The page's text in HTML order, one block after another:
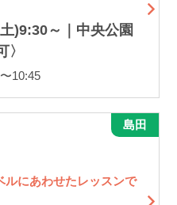
)9:30～｜中央公園
10:45
ルにあわせたレッスンで
島田